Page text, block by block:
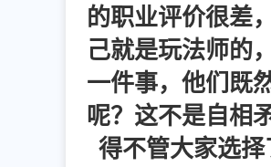
的职业评价很差
己就是玩法师的
一件事，他们既
呢？这不是自相
得不管大家选